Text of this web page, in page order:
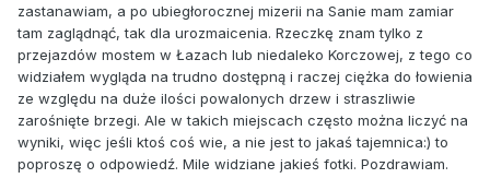
zastanawiam, a po ubiegłorocznej mizerii na Sanie mam zamiar
tam zaglądnąć, tak dla urozmaicenia. Rzeczkę znam tylko z
przejazdów mostem w Łazach lub niedaleko Korczowej, z tego co
widziałem wygląda na trudno dostępną i raczej ciężka do łowienia
ze względu na duże ilości powalonych drzew i straszliwie
zarośnięte brzegi. Ale w takich miejscach często można liczyć na
wyniki, więc jeśli ktoś coś wie, a nie jest to jakaś tajemnica:) to
poproszę o odpowiedź. Mile widziane jakieś fotki. Pozdrawiam.